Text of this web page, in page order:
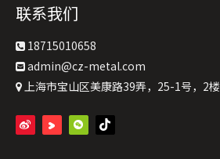
联系我们
 18715010658
 admin@cz-metal.com
 上海市宝山区美康路39弄，25-1号，2楼